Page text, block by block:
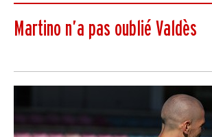
Martino n’a pas oublié Valdès